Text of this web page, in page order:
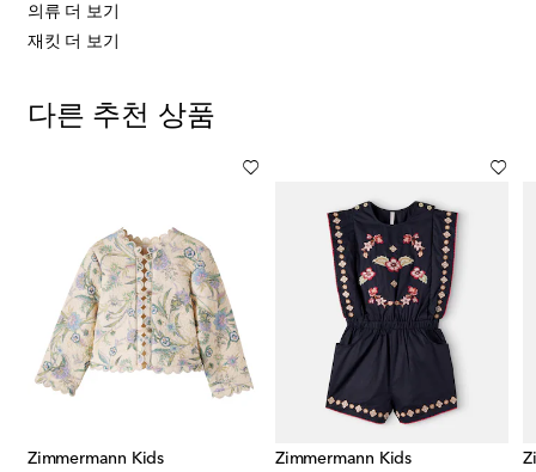
의류 더 보기
재킷 더 보기
다른 추천 상품
Zimmermann Kids
Zimmermann Kids